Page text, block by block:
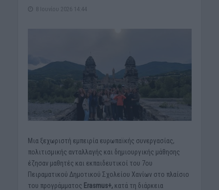
8 Ιουνίου 2026 14:44
Μια ξεχωριστή εμπειρία ευρωπαϊκής συνεργασίας,
πολιτισμικής ανταλλαγής και δημιουργικής μάθησης
έζησαν μαθητές και εκπαιδευτικοί του 7ου
Πειραματικού Δημοτικού Σχολείου Χανίων στο πλαίσιο
του προγράμματος Erasmus+,κατά τη διάρκεια